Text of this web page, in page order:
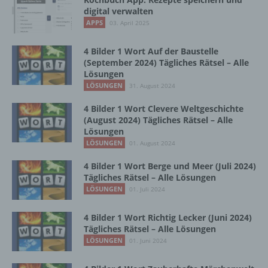
digital verwalten
APPS 03. April 2025
4 Bilder 1 Wort Auf der Baustelle
(September 2024) Tägliches Rätsel – Alle
Lösungen
LÖSUNGEN 31. August 2024
4 Bilder 1 Wort Clevere Weltgeschichte
(August 2024) Tägliches Rätsel – Alle
Lösungen
LÖSUNGEN 01. August 2024
4 Bilder 1 Wort Berge und Meer (Juli 2024)
Tägliches Rätsel – Alle Lösungen
LÖSUNGEN 01. Juli 2024
4 Bilder 1 Wort Richtig Lecker (Juni 2024)
Tägliches Rätsel – Alle Lösungen
LÖSUNGEN 01. Juni 2024
Vorgang oder jede solche Vorgangsreihe im
Zusammenhang mit personenbezogenen
Daten wie das Erheben, das Erfassen, die
die Anpassung oder Veränderung, das
Auslesen, das Abfragen, die Verwendung,
die Offenlegung durch Übermittlung,
Verbreitung oder eine andere Form der
Bereitstellung, den Abgleich oder die
Verknüpfung, die Einschränkung, das
Löschen oder die Vernichtung.
d) Einschränkung der Verarbeitung
Einschränkung der Verarbeitung ist die
personenbezogener Daten mit dem Ziel, ihre
künftige Verarbeitung einzuschränken.